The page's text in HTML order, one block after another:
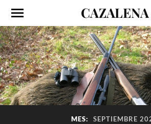
CAZALENA
MES: SEPTIEMBRE